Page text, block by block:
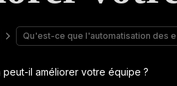
Qu'est-ce que l'automatisation des